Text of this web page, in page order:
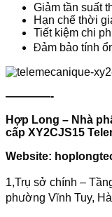
Giảm tần suất
Hạn chế thời
Tiết kiệm chi
Đảm bảo tính
————-
Hợp Long – Nhà
cấp XY2CJS15
Website:
1,Trụ sở chính –
phường Vĩnh Tuy,